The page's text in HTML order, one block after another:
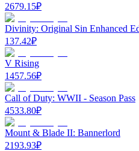
2679.15₽
Divinity: Original Sin Enhanced
137.42₽
V Rising
1457.56₽
Call of Duty: WWII - Season Pass
4533.80₽
Mount & Blade II: Bannerlord
2193.93₽